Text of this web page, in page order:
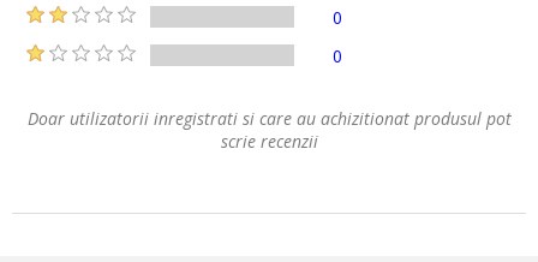
0
0
Doar utilizatorii inregistrati si care au achizitionat produsul pot
scrie recenzii